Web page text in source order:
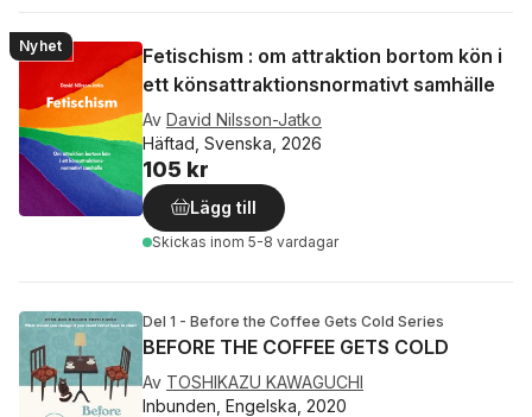
Nyhet
Fetischism : om attraktion bortom kön i
ett könsattraktionsnormativt samhälle
Av David Nilsson-Jatko
Häftad, Svenska, 2026
105 kr
Lägg till
Skickas inom 5-8 vardagar
Del 1 - Before the Coffee Gets Cold Series
BEFORE THE COFFEE GETS COLD
Av TOSHIKAZU KAWAGUCHI
Inbunden, Engelska, 2020